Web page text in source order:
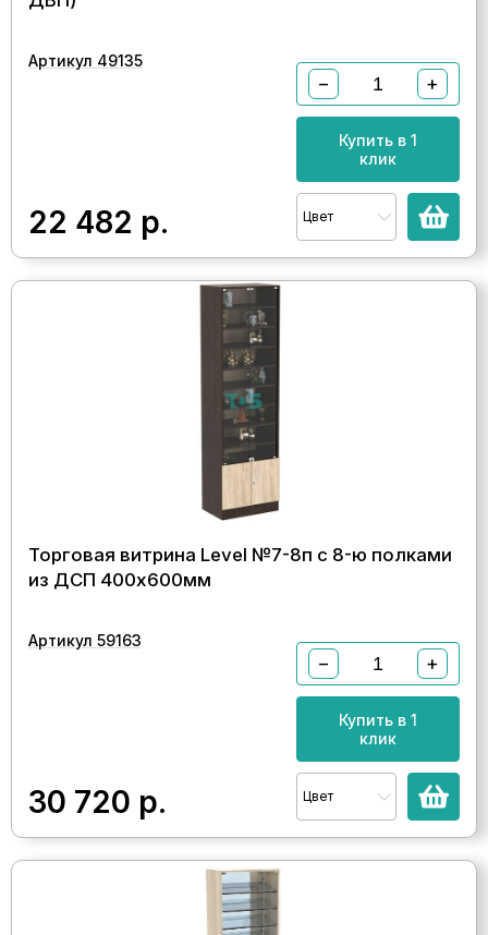
Артикул 49135
22 482 р.
− +
Купить в 1
клик
Цвет
Торговая витрина Level №7-8п с 8-ю полками
из ДСП 400х600мм
Артикул 59163
30 720 р.
− +
Купить в 1
клик
Цвет